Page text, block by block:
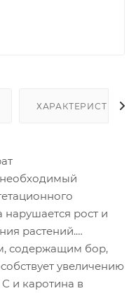
ХАРАКТЕРИСТИКИ
рост и
растений.
содержащим бор,
увеличению
и каротина в